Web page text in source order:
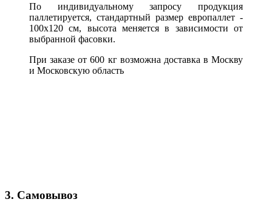
По индивидуальному запросу продукция
паллетируется, стандартный размер европаллет -
100х120 см, высота меняется в зависимости от
выбранной фасовки.
При заказе от 600 кг возможна доставка в Москву
и Московскую область
3. Самовывоз